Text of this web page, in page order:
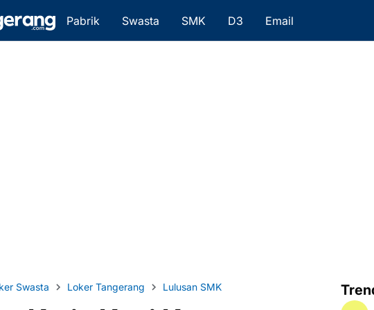
Pabrik Swasta SMK D3 Email
Swasta Loker Tangerang Lulusan SMK